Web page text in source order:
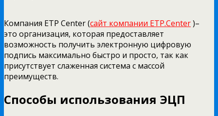
Компания ETP Center (сайт компании ETP.Center)–
это организация, которая предоставляет
возможность получить электронную цифровую
подпись максимально быстро и просто, так как
присутствует слаженная система с массой
преимуществ.
Способы использования ЭЦП